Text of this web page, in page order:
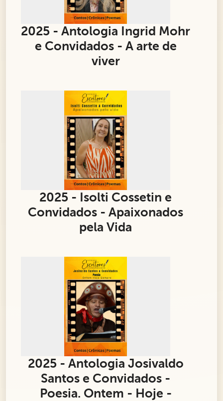
2025 - Antologia Ingrid Mohr
e Convidados - A arte de
viver
2025 - Isolti Cossetin e
Convidados - Apaixonados
pela Vida
2025 - Antologia Josivaldo
Santos e Convidados -
Poesia. Ontem - Hoje -